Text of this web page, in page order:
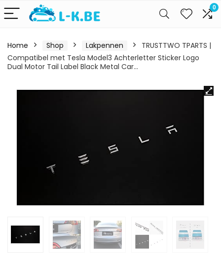
0
Home Shop Lakpennen
TRUSTTWO TPARTS |
Compatibel met Tesla Model3 Achterletter Sticker Logo
Dual Motor Tail Label Black Metal Car…